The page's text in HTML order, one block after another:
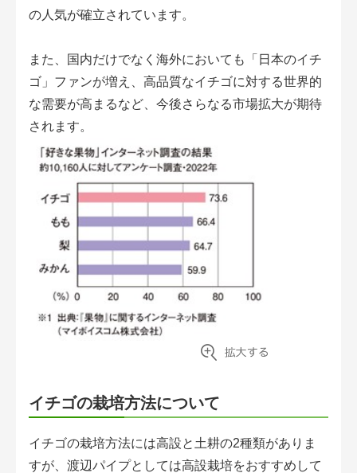
の人気が確立されています。
また、国内だけでなく海外においても「日本のイチ
ゴ」ファンが増え、高品質なイチゴに対する世界的
な需要が高まるなど、今後さらなる市場拡大が期待
されます。
イチゴの栽培方法について
イチゴの栽培方法には高設と土耕の2種類がありま
すが、渡辺パイプとしては高設栽培をおすすめして